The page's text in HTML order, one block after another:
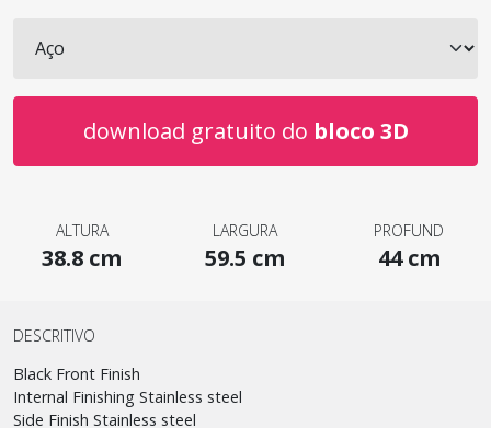
download gratuito do bloco 3D
ALTURA
38.8 cm
LARGURA
59.5 cm
PROFUND
44 cm
DESCRITIVO
Black Front Finish
Internal Finishing Stainless steel
Side Finish Stainless steel